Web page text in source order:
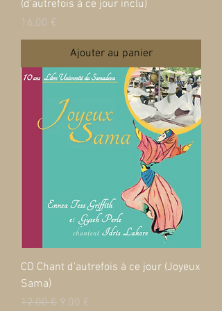
(d'autrefois à ce jour inclu)
Prix
16,00 €
Ajouter au panier
CD Chant d'autrefois à ce jour (Joyeux
Sama)
Prix original
12,00 € Prix promotionnel
9,00 €